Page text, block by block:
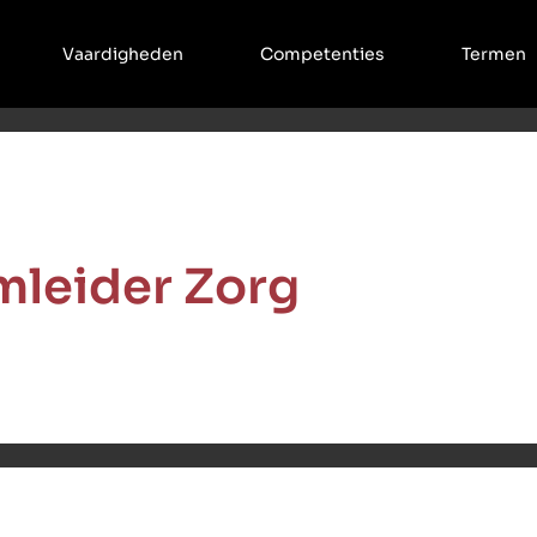
Vaardigheden Competenties Termen
Zorg